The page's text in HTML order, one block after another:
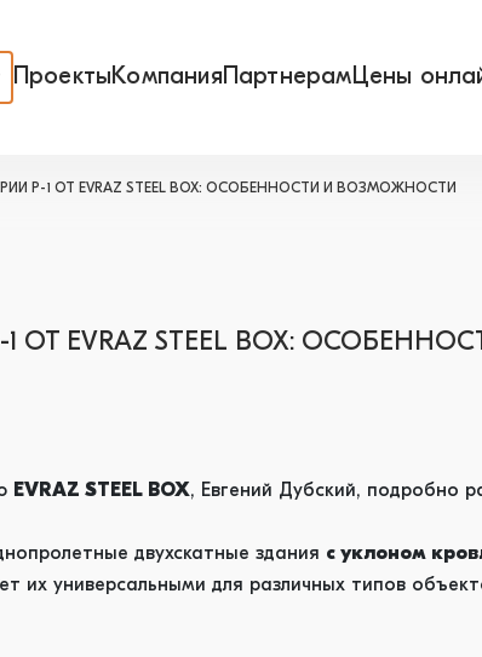
ПроектыКомпанияПартнерамЦены
Р-1 ОТ EVRAZ STEEL BOX: ОСОБЕННОСТИ И ВОЗМОЖНОСТИ
ОТ EVRAZ STEEL BOX:
EVRAZ STEEL BOX, Евгений Дубский, подробно
двухскатные здания с уклоном
их универсальными для различных типов